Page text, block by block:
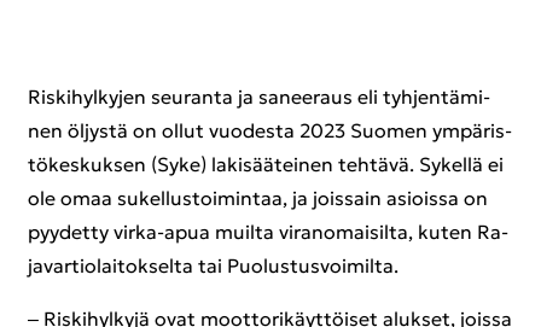
Ris­ki­hyl­ky­jen seu­ran­ta ja sa­nee­raus eli tyh­jen­tä­mi­
nen öl­jys­tä on ollut vuo­des­ta 2023 Suo­men ym­pä­ris­
tö­kes­kuk­sen (Syke) la­ki­sää­tei­nen teh­tä­vä. Sy­kel­lä ei
ole omaa su­kel­lus­toi­min­taa, ja jois­sain asiois­sa on
pyy­det­ty virka-​apua muil­ta vi­ran­omai­sil­ta, kuten Ra­
ja­var­tio­lai­tok­sel­ta tai Puo­lus­tus­voi­mil­ta.
‒ Ris­ki­hyl­ky­jä ovat moot­to­ri­käyt­töi­set aluk­set, jois­sa